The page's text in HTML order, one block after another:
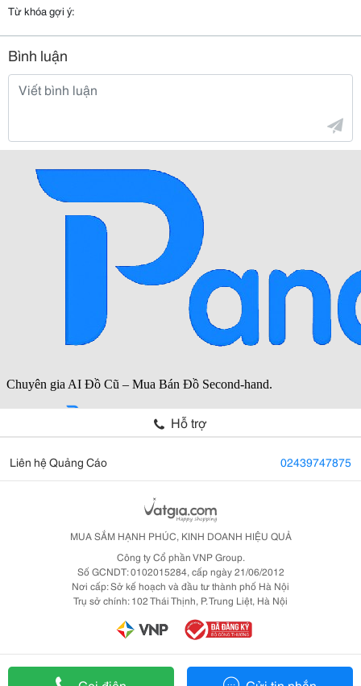
Từ khóa gợi ý:
Bình luận
Hỗ trợ
Liên hệ Quảng Cáo 02439747875
MUA SẮM HẠNH PHÚC, KINH DOANH HIỆU QUẢ
Công ty Cổ phần VNP Group.
Số GCNDT: 0102015284, cấp ngày 21/06/2012
Nơi cấp: Sở kế hoạch và đầu tư thành phố Hà Nội
Trụ sở chính: 102 Thái Thịnh, P. Trung Liệt, Hà Nội